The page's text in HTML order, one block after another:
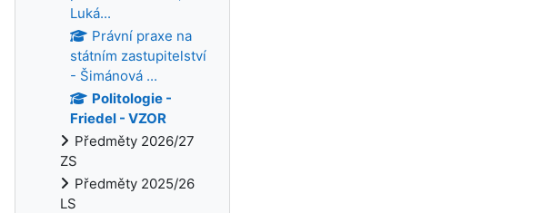
Luká...
Právní praxe na
státním zastupitelství
- Šimánová ...
Politologie -
Friedel - VZOR
Předměty 2026/27
ZS
Předměty 2025/26
LS